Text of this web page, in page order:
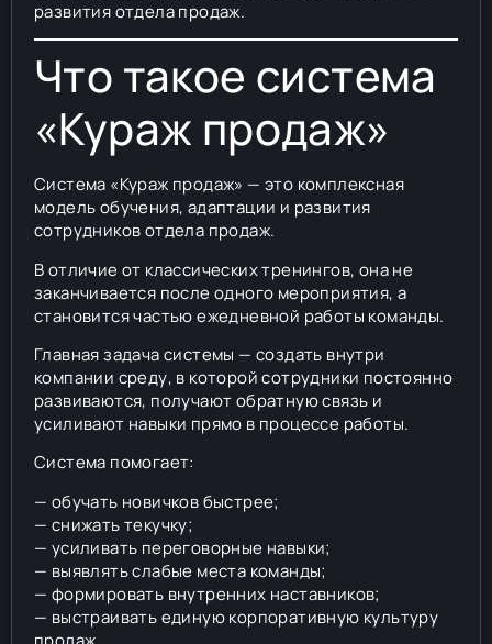
развития отдела продаж.
Что такое система
«Кураж продаж»
Система «Кураж продаж» — это комплексная
модель обучения, адаптации и развития
сотрудников отдела продаж.
В отличие от классических тренингов, она не
заканчивается после одного мероприятия, а
становится частью ежедневной работы команды.
Главная задача системы — создать внутри
компании среду, в которой сотрудники постоянно
развиваются, получают обратную связь и
усиливают навыки прямо в процессе работы.
Система помогает:
— обучать новичков быстрее;
— снижать текучку;
— усиливать переговорные навыки;
— выявлять слабые места команды;
— формировать внутренних наставников;
— выстраивать единую корпоративную культуру